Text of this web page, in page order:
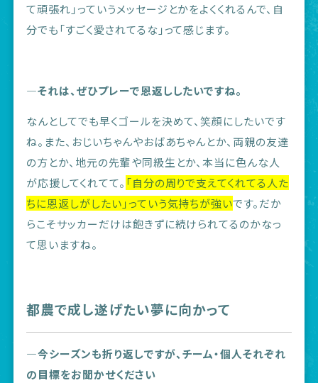
て頑張れ」っていうメッセージとかをよくくれるんで、自
分でも「すごく愛されてるな」って感じます。
―それは、ぜひプレーで恩返ししたいですね。
なんとしてでも早くゴールを決めて、笑顔にしたいです
ね。また、おじいちゃんやおばあちゃんとか、両親の友達
の方とか、地元の先輩や同級生とか、本当に色んな人
が応援してくれてて。 「自分の周りで支えてくれてる人た
ちに恩返しがしたい」っていう気持ちが強いです。だか
らこそサッカーだけは飽きずに続けられてるのかなっ
て思いますね。
都農で成し遂げたい夢に向かって
―今シーズンも折り返しですが、チーム・個人それぞれ
の目標をお聞かせください